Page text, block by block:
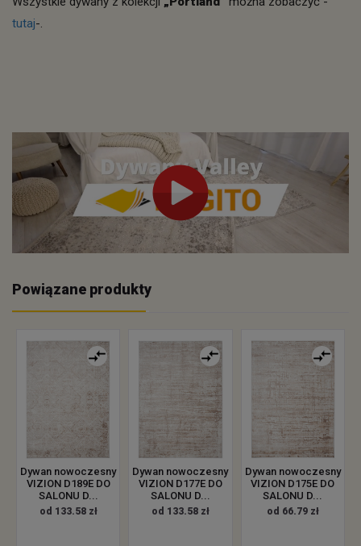
tutaj-.
Powiązane produkty
Dywan nowoczesny
VIZION D189E DO
SALONU D...
od 133.58 zł
Dywan nowoczesny
VIZION D177E DO
SALONU D...
od 133.58 zł
Dywan nowoczesny
VIZION D175E DO
SALONU D...
od 66.79 zł